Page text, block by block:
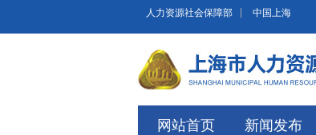
跳转到网站导航区 跳转到主要内容区域
人力资源社会保障部 中国上海
网站首页 新闻发布